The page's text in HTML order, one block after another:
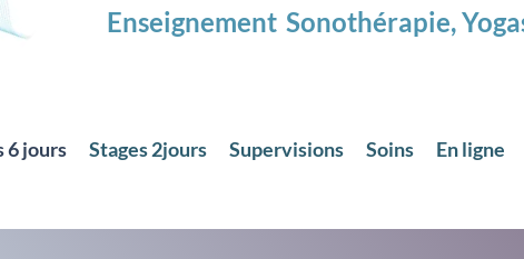
Sonothérapie,
Enseignement
6 jours Stages 2jours Supervisions Soins En ligne